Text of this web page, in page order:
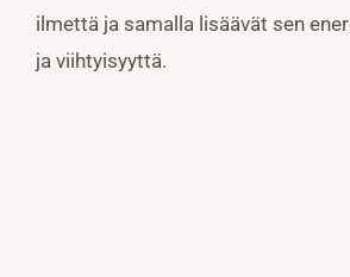
ilmettä ja samalla lisäävät sen
ja viihtyisyyttä.